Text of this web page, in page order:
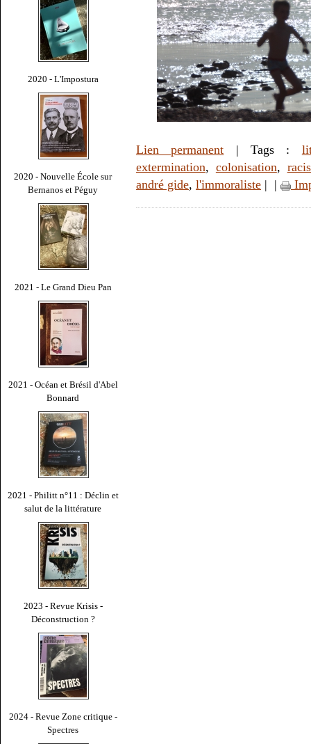
2020 - L'Impostura
2020 - Nouvelle École sur
Bernanos et Péguy
2021 - Le Grand Dieu Pan
2021 - Océan et Brésil d'Abel
Bonnard
2021 - Philitt n°11 : Déclin et
salut de la littérature
2023 - Revue Krisis -
Déconstruction ?
2024 - Revue Zone critique -
Spectres
Lien permanent | Tags :
extermination, colonisation,
andré gide, l'immoraliste | |